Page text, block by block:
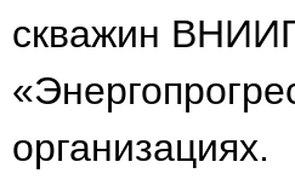
скважин
организациях.